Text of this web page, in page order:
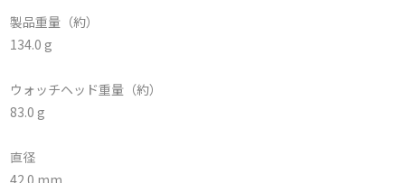
製品重量（約）
134.0 g
ウォッチヘッド重量（約）
83.0 g
直径